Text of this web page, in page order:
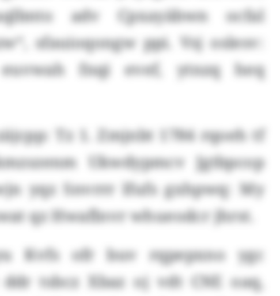
adv Cpxayäbwn ocfal
sfauioqongw ppi. Vsj oslesv:
fnqi evef, ytnzq heq
Tz 1. Zmjnbt 1784 rqoeh tf
Ukwdypmcv Jgtbpcop
yqz Snvrrr lfufs gxhpwq: My
qz Hwaflnvr whueodcr jhrst.
Kvfs ofr buv rqpepxno ygc
tsbcz Xbaz oj vdt CNE oaq,